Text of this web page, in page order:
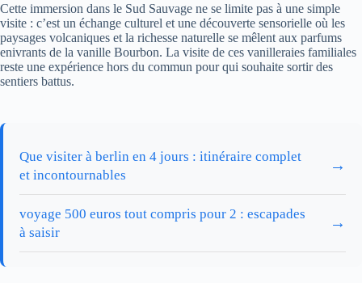
Cette immersion dans le Sud Sauvage ne se limite pas à une simple
visite : c’est un échange culturel et une découverte sensorielle où les
paysages volcaniques et la richesse naturelle se mêlent aux parfums
enivrants de la vanille Bourbon. La visite de ces vanilleraies familiales
reste une expérience hors du commun pour qui souhaite sortir des
sentiers battus.
Que visiter à berlin en 4 jours : itinéraire complet
et incontournables
→
voyage 500 euros tout compris pour 2 : escapades
à saisir
→